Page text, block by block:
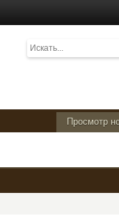
Просмотр